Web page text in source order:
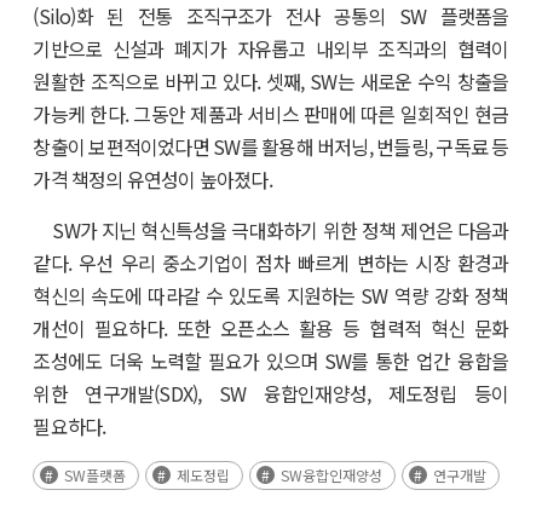
(Silo)화 된 전통 조직구조가 전사 공통의 SW 플랫폼을
기반으로 신설과 폐지가 자유롭고 내외부 조직과의 협력이
원활한 조직으로 바뀌고 있다. 셋째, SW는 새로운 수익 창출을
가능케 한다. 그동안 제품과 서비스 판매에 따른 일회적인 현금
창출이 보편적이었다면 SW를 활용해 버저닝, 번들링, 구독료 등
가격 책정의 유연성이 높아졌다.
SW가 지닌 혁신특성을 극대화하기 위한 정책 제언은 다음과
같다. 우선 우리 중소기업이 점차 빠르게 변하는 시장 환경과
혁신의 속도에 따라갈 수 있도록 지원하는 SW 역량 강화 정책
개선이 필요하다. 또한 오픈소스 활용 등 협력적 혁신 문화
조성에도 더욱 노력할 필요가 있으며 SW를 통한 업간 융합을
위한 연구개발(SDX), SW 융합인재양성, 제도정립 등이
필요하다.
SW플랫폼 제도정립 SW융합인재양성 연구개발